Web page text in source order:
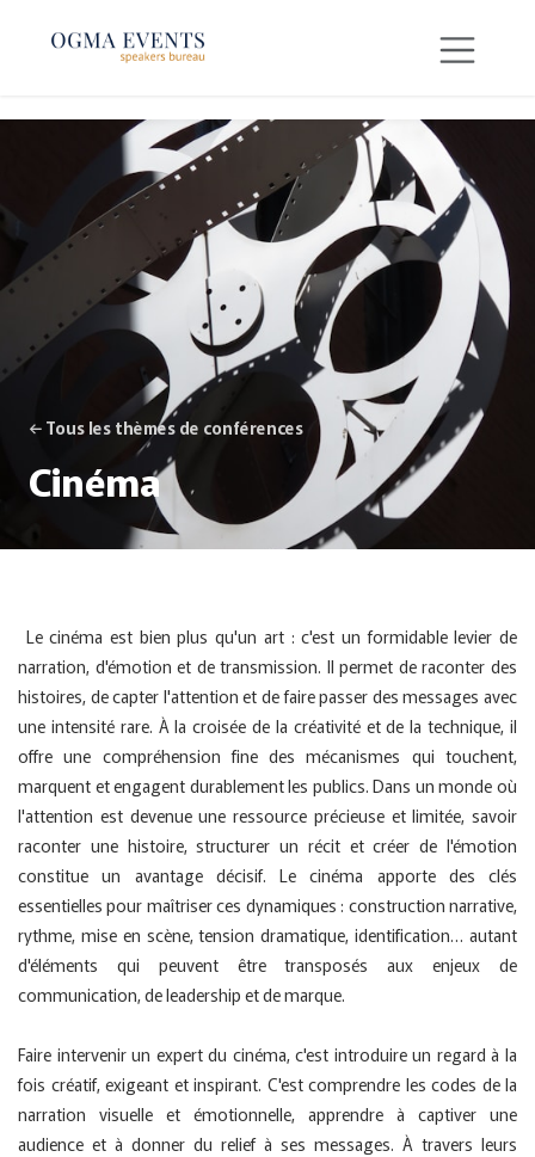
← Tous les thèmes de conférences
Cinéma
Le cinéma est bien plus qu'un art : c'est un formidable levier de
narration, d'émotion et de transmission. Il permet de raconter des
histoires, de capter l'attention et de faire passer des messages avec
une intensité rare. À la croisée de la créativité et de la technique, il
offre une compréhension fine des mécanismes qui touchent,
marquent et engagent durablement les publics. Dans un monde où
l'attention est devenue une ressource précieuse et limitée, savoir
raconter une histoire, structurer un récit et créer de l'émotion
constitue un avantage décisif. Le cinéma apporte des clés
essentielles pour maîtriser ces dynamiques : construction narrative,
rythme, mise en scène, tension dramatique, identification… autant
d'éléments qui peuvent être transposés aux enjeux de
communication, de leadership et de marque.
Faire intervenir un expert du cinéma, c'est introduire un regard à la
fois créatif, exigeant et inspirant. C'est comprendre les codes de la
narration visuelle et émotionnelle, apprendre à captiver une
audience et à donner du relief à ses messages. À travers leurs